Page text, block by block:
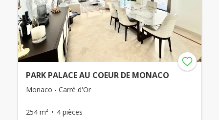
PARK PALACE AU COEUR DE MONACO
Monaco - Carré d'Or
254 m² 4 pièces